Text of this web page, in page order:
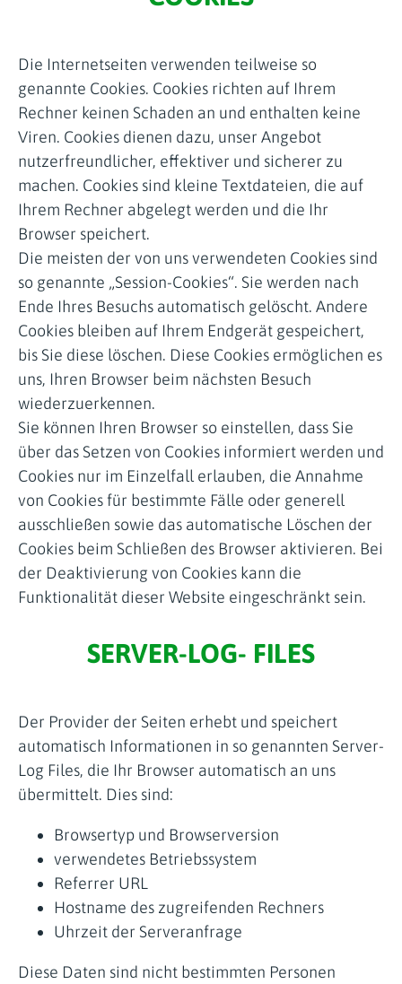
Die Internetseiten verwenden teilweise so
genannte Cookies. Cookies richten auf Ihrem
Rechner keinen Schaden an und enthalten keine
Viren. Cookies dienen dazu, unser Angebot
nutzerfreundlicher, effektiver und sicherer zu
machen. Cookies sind kleine Textdateien, die auf
Ihrem Rechner abgelegt werden und die Ihr
Browser speichert.
Die meisten der von uns verwendeten Cookies sind
so genannte „Session-Cookies“. Sie werden nach
Ende Ihres Besuchs automatisch gelöscht. Andere
Cookies bleiben auf Ihrem Endgerät gespeichert,
bis Sie diese löschen. Diese Cookies ermöglichen es
uns, Ihren Browser beim nächsten Besuch
wiederzuerkennen.
Sie können Ihren Browser so einstellen, dass Sie
über das Setzen von Cookies informiert werden und
Cookies nur im Einzelfall erlauben, die Annahme
von Cookies für bestimmte Fälle oder generell
ausschließen sowie das automatische Löschen der
Cookies beim Schließen des Browser aktivieren. Bei
der Deaktivierung von Cookies kann die
Funktionalität dieser Website eingeschränkt sein.
SERVER-LOG- FILES
Der Provider der Seiten erhebt und speichert
automatisch Informationen in so genannten Server-
Log Files, die Ihr Browser automatisch an uns
übermittelt. Dies sind:
Browsertyp und Browserversion
verwendetes Betriebssystem
Referrer URL
Hostname des zugreifenden Rechners
Uhrzeit der Serveranfrage
Diese Daten sind nicht bestimmten Personen